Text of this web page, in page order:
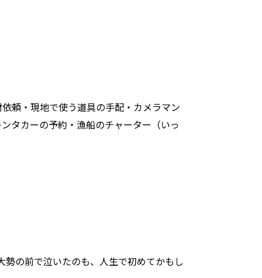
頼・現地で使う道具の手配・カメラマン
タカーの予約・漁船のチャーター（いっ
勢の前で泣いたのも、人生で初めてかもし